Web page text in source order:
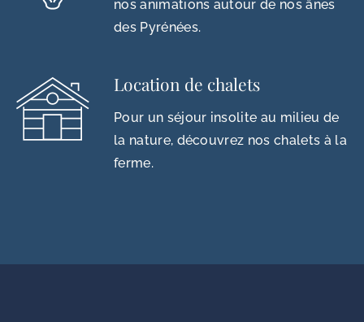
nos animations autour de nos ânes
des Pyrénées.
Location de chalets
Pour un séjour insolite au milieu de
la nature, découvrez nos chalets à la
ferme.